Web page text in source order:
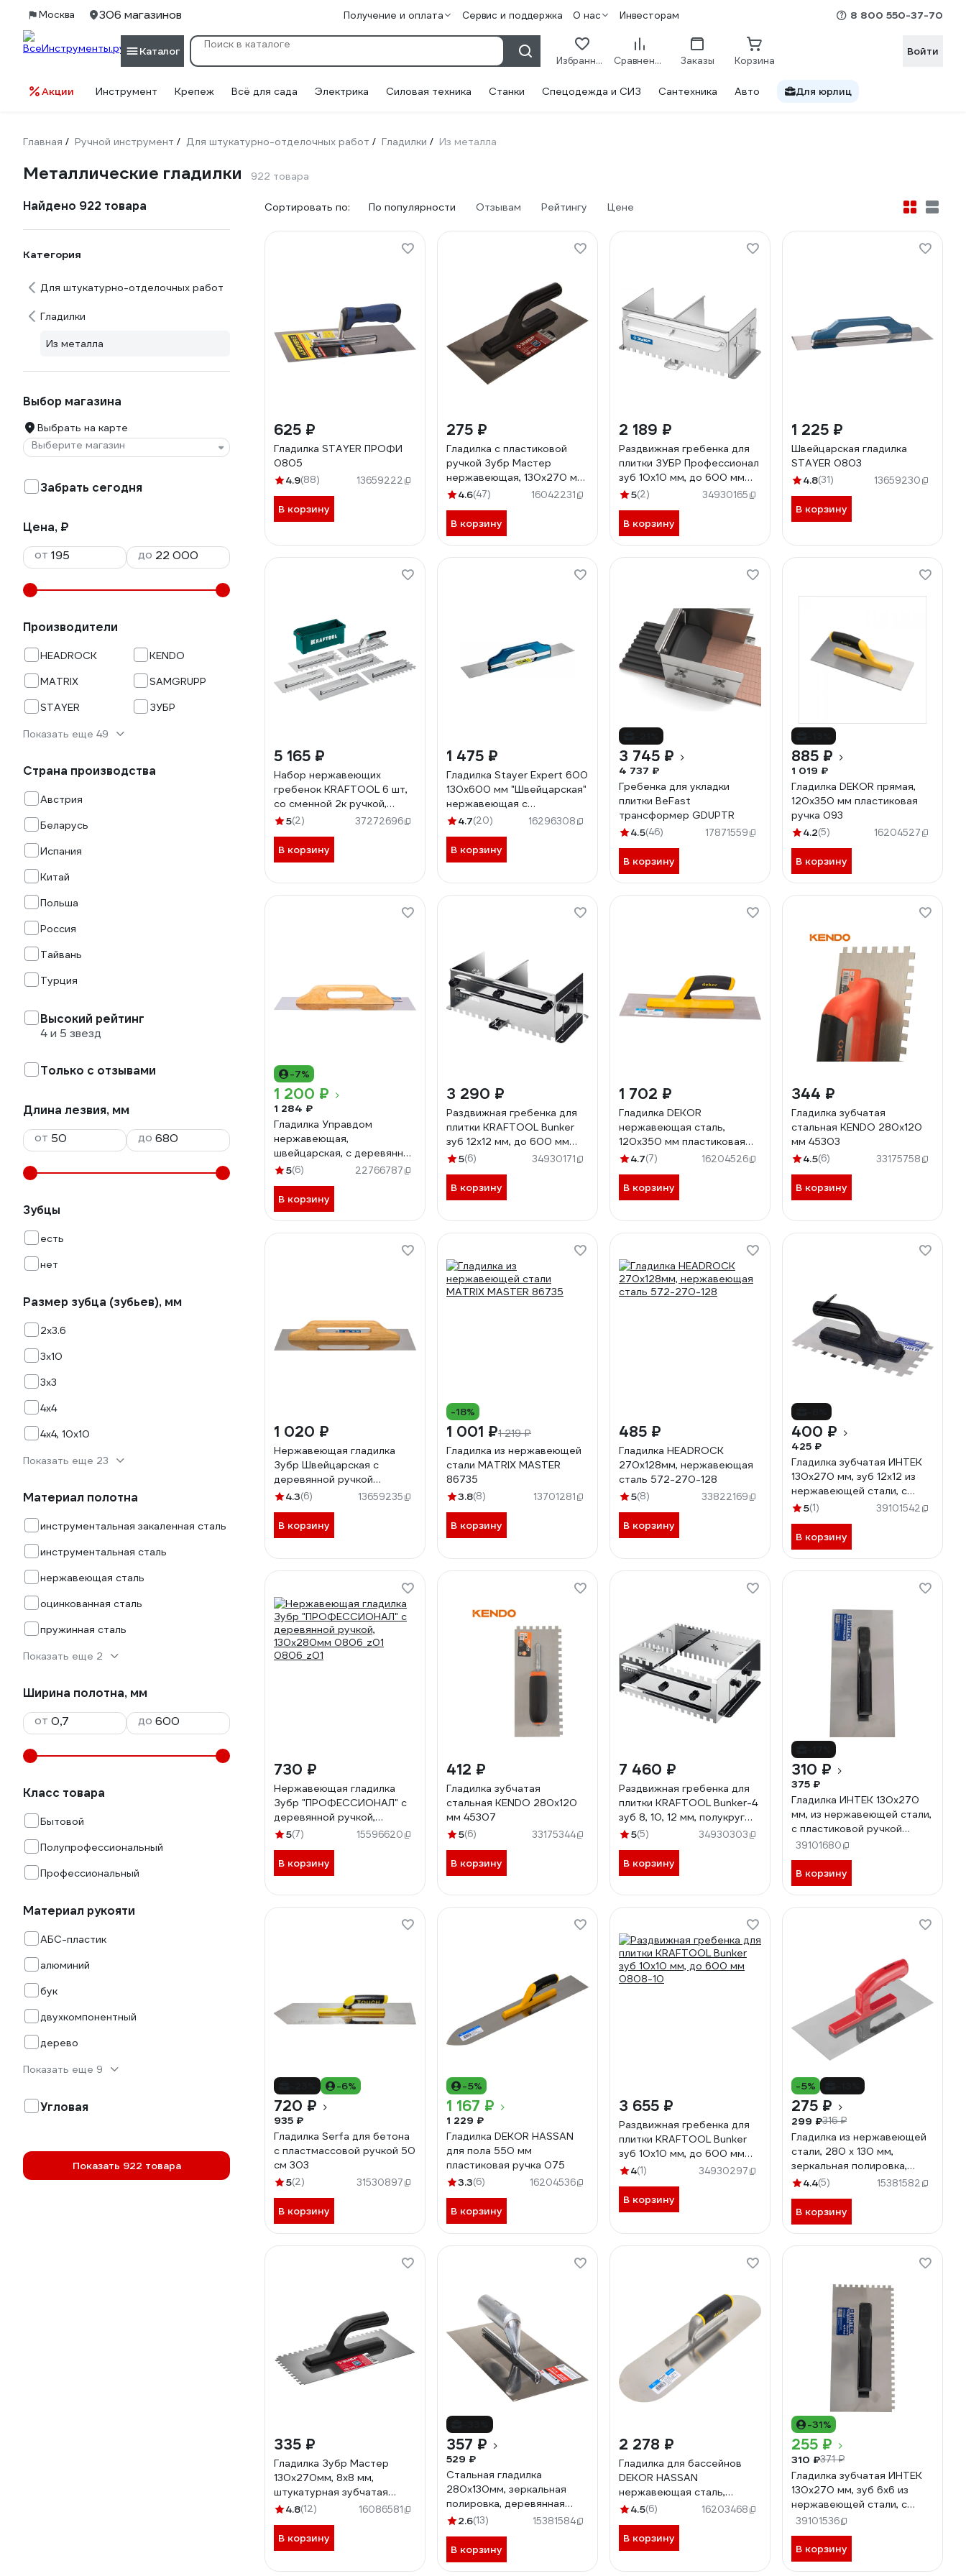
Москва 306 магазинов Получение и оплата Сервис и поддержка О нас Инвесторам 8 800 550-37-70
Каталог
Избранное Сравнение Заказы Корзина
Войти
Акции Инструмент Крепеж Всё для сада Электрика Силовая техника Станки Спецодежда и СИЗ Сантехника Авто Для юрлиц
Главная / Ручной инструмент / Для штукатурно-отделочных работ / Гладилки / Из металла
Металлические гладилки 922 товара
Найдено 922 товара
Категория
Для штукатурно-отделочных работ
Гладилки
Из металла
Выбор магазина
Выбрать на карте
Выберите магазин
Забрать сегодня
Цена, ₽
от
до
Производители
HEADROCK
KENDO
MATRIX
SAMGRUPP
STAYER
ЗУБР
Показать еще 49
Страна производства
Австрия
Беларусь
Испания
Китай
Польша
Россия
Тайвань
Турция
Высокий рейтинг
4 и 5 звезд
Только с отзывами
Длина лезвия, мм
от
до
Зубцы
есть
нет
Размер зубца (зубьев), мм
2х3.6
3х10
3х3
4х4
4х4, 10х10
Показать еще 23
Материал полотна
инструментальная закаленная сталь
инструментальная сталь
нержавеющая сталь
оцинкованная сталь
пружинная сталь
Показать еще 2
Ширина полотна, мм
от
до
Класс товара
Бытовой
Полупрофессиональный
Профессиональный
Материал рукояти
АБС-пластик
алюминий
бук
двухкомпонентный
дерево
Показать еще 9
Угловая
Показать 922 товара
Сортировать по: По популярности Отзывам Рейтингу Цене
625 ₽
Гладилка STAYER ПРОФИ
0805
4.9(88) 13659222
В корзину
275 ₽
Гладилка с пластиковой
ручкой Зубр Мастер
нержавеющая, 130х270 мм
08042_z01
4.6(47) 16042231
В корзину
2 189 ₽
Раздвижная гребенка для
плитки ЗУБР Профессионал
зуб 10x10 мм, до 600 мм
08045-10
5(2) 34930165
В корзину
1 225 ₽
Швейцарская гладилка
STAYER 0803
4.8(31) 13659230
В корзину
5 165 ₽
Набор нержавеющих
гребенок KRAFTOOL 6 шт,
со сменной 2к ручкой,
280x115 мм 33268-H6
5(2) 37272696
В корзину
1 475 ₽
Гладилка Stayer Expert 600
130х600 мм "Швейцарская"
нержавеющая с
деревянной ручкой 08034
4.7(20) 16296308
В корзину
3 745 ₽
4 737 ₽
Гребенка для укладки
плитки BeFast
трансформер GDUPTR
4.5(46) 17871559
В корзину
885 ₽
1 019 ₽
Гладилка DEKOR прямая,
120х350 мм пластиковая
ручка 093
4.2(5) 16204527
В корзину
-7%
1 200 ₽
1 284 ₽
Гладилка Управдом
нержавеющая,
швейцарская, с деревянной
ручкой, размер 480х130 мм
5(6) 22766787
В корзину
3 290 ₽
Раздвижная гребенка для
плитки KRAFTOOL Bunker
зуб 12x12 мм, до 600 мм
0808-12
5(6) 34930171
В корзину
1 702 ₽
Гладилка DEKOR
нержавеющая сталь,
120х350 мм пластиковая
ручка 094
4.7(7) 16204526
В корзину
344 ₽
Гладилка зубчатая
стальная KENDO 280x120
мм 45303
4.5(6) 33175758
В корзину
1 020 ₽
Нержавеющая гладилка
Зубр Швейцарская с
деревянной ручкой
130x480 мм 0807
4.3(6) 13659235
В корзину
-18%
1 001 ₽1 219 ₽
Гладилка из нержавеющей
стали MATRIX MASTER
86735
3.8(8) 13701281
В корзину
485 ₽
Гладилка HEADROCK
270x128мм, нержавеющая
сталь 572-270-128
5(8) 33822169
В корзину
400 ₽
425 ₽
Гладилка зубчатая ИНТЕК
130х270 мм, зуб 12x12 из
нержавеющей стали, с
пластиковой ручкой 10105-
5(1) 39101542
В корзину
730 ₽
Нержавеющая гладилка
Зубр "ПРОФЕССИОНАЛ" с
деревянной ручкой,
130x280мм 0806_z01
5(7) 15596620
В корзину
412 ₽
Гладилка зубчатая
стальная KENDO 280x120
мм 45307
5(6) 33175344
В корзину
7 460 ₽
Раздвижная гребенка для
плитки KRAFTOOL Bunker-4
зуб 8, 10, 12 мм, полукруг
10x20 мм 08081
5(5) 34930303
В корзину
310 ₽
375 ₽
Гладилка ИНТЕК 130х270
мм, из нержавеющей стали,
с пластиковой ручкой
10104-270
39101680
В корзину
-6%
720 ₽
935 ₽
Гладилка Serfa для бетона
с пластмассовой ручкой 50
см 303
5(2) 31530897
В корзину
-5%
1 167 ₽
1 229 ₽
Гладилка DEKOR HASSAN
для пола 550 мм
пластиковая ручка 075
3.3(6) 16204536
В корзину
3 655 ₽
Раздвижная гребенка для
плитки KRAFTOOL Bunker
зуб 10x10 мм, до 600 мм
0808-10
4(1) 34930297
В корзину
-5%
275 ₽
299 ₽316 ₽
Гладилка из нержавеющей
стали, 280 х 130 мм,
зеркальная полировка,
пластмассовая ручка
4.4(5) 15381582
В корзину
335 ₽
Гладилка Зубр Мастер
130x270мм, 8x8 мм,
штукатурная зубчатая
нержавеющая с
08042-08
4.8(12) 16086581
В корзину
357 ₽
529 ₽
Стальная гладилка
280х130мм, зеркальная
полировка, деревянная
ручка MATRIX 86732
2.6(13) 15381584
В корзину
2 278 ₽
Гладилка для бассейнов
DEKOR HASSAN
нержавеющая сталь,
120х450мм пластиковая
4.5(6) 16203468
В корзину
-31%
255 ₽
310 ₽371 ₽
Гладилка зубчатая ИНТЕК
130х270 мм, зуб 6x6 из
нержавеющей стали, с
пластиковой ручкой 10105-
270-006
39101536
В корзину